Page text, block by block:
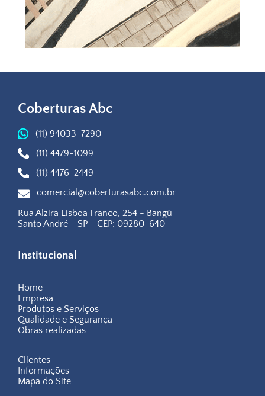
Coberturas Abc
(11) 94033-7290
(11) 4479-1099
(11) 4476-2449
comercial@coberturasabc.com.br
Rua Alzira Lisboa Franco, 254 - Bangú
Santo André - SP - CEP: 09280-640
Institucional
Home
Empresa
Produtos e Serviços
Qualidade e Segurança
Obras realizadas
Clientes
Informações
Mapa do Site